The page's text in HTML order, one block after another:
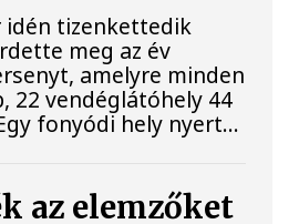
idén tizenkettedik
meg az év
amelyre minden
22 vendéglátóhely 44
fonyódi hely nyert...
az elemzőket